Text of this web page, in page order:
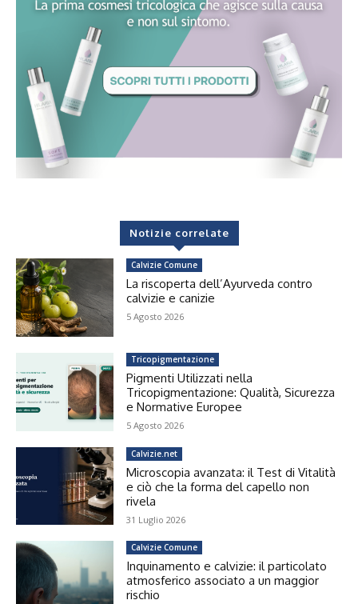
Notizie correlate
Calvizie Comune
La riscoperta dell’Ayurveda contro
calvizie e canizie
5 Agosto 2026
Tricopigmentazione
Pigmenti Utilizzati nella
Tricopigmentazione: Qualità, Sicurezza
e Normative Europee
5 Agosto 2026
Calvizie.net
Microscopia avanzata: il Test di Vitalità
e ciò che la forma del capello non
rivela
31 Luglio 2026
Calvizie Comune
Inquinamento e calvizie: il particolato
atmosferico associato a un maggior
rischio